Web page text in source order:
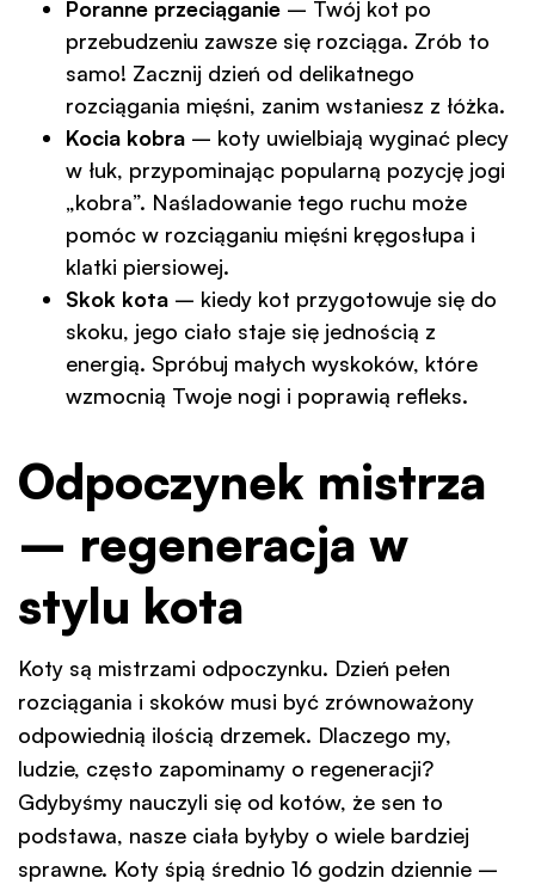
Poranne przeciąganie – Twój kot po
przebudzeniu zawsze się rozciąga. Zrób to
samo! Zacznij dzień od delikatnego
rozciągania mięśni, zanim wstaniesz z łóżka.
Kocia kobra – koty uwielbiają wyginać plecy
w łuk, przypominając popularną pozycję jogi
„kobra”. Naśladowanie tego ruchu może
pomóc w rozciąganiu mięśni kręgosłupa i
klatki piersiowej.
Skok kota – kiedy kot przygotowuje się do
skoku, jego ciało staje się jednością z
energią. Spróbuj małych wyskoków, które
wzmocnią Twoje nogi i poprawią refleks.
Odpoczynek mistrza
– regeneracja w
stylu kota
Koty są mistrzami odpoczynku. Dzień pełen
rozciągania i skoków musi być zrównoważony
odpowiednią ilością drzemek. Dlaczego my,
ludzie, często zapominamy o regeneracji?
Gdybyśmy nauczyli się od kotów, że sen to
podstawa, nasze ciała byłyby o wiele bardziej
sprawne. Koty śpią średnio 16 godzin dziennie –